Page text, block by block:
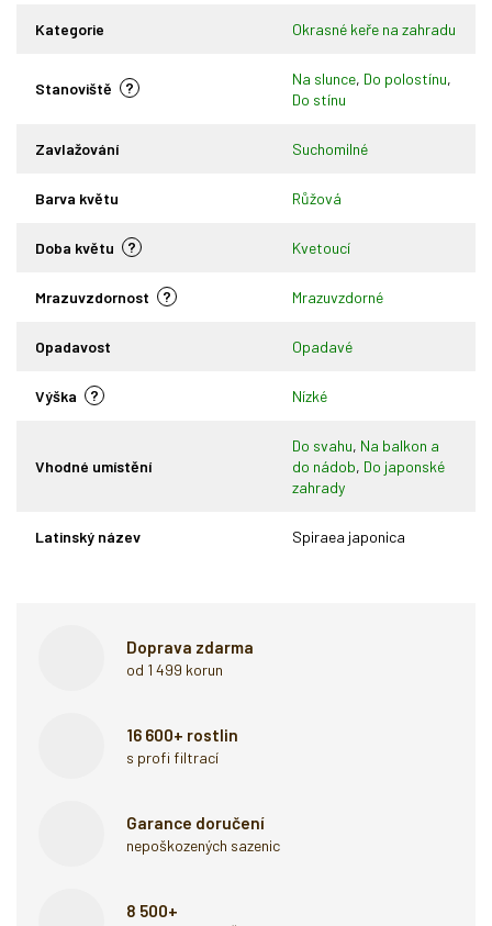
Kategorie Okrasné keře na zahradu
?
Stanoviště
Na slunce, Do polostínu,
Do stínu
Zavlažování Suchomilné
Barva květu Růžová
?
Doba květu Kvetoucí
?
Mrazuvzdornost Mrazuvzdorné
Opadavost Opadavé
?
Výška Nízké
Vhodné umístění
Do svahu, Na balkon a
do nádob, Do japonské
zahrady
Latinský název Spiraea japonica
Doprava zdarma
od 1 499 korun
16 600+ rostlin
s profi filtrací
Garance doručení
nepoškozených sazenic
8 500+